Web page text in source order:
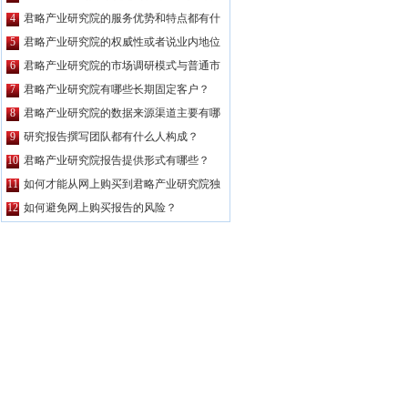
么特点？
4
君略产业研究院的服务优势和特点都有什
么？
5
君略产业研究院的权威性或者说业内地位
如何？
6
君略产业研究院的市场调研模式与普通市
场调研主要区别有哪些？
7
君略产业研究院有哪些长期固定客户？
8
君略产业研究院的数据来源渠道主要有哪
些？
9
研究报告撰写团队都有什么人构成？
10 君略产业研究院报告提供形式有哪些？
11 如何才能从网上购买到君略产业研究院独
家原创的报告产品？
12 如何避免网上购买报告的风险？